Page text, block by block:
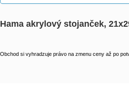
Hama akrylový stojanček,
Obchod si vyhradzuje právo na zmenu ceny až po